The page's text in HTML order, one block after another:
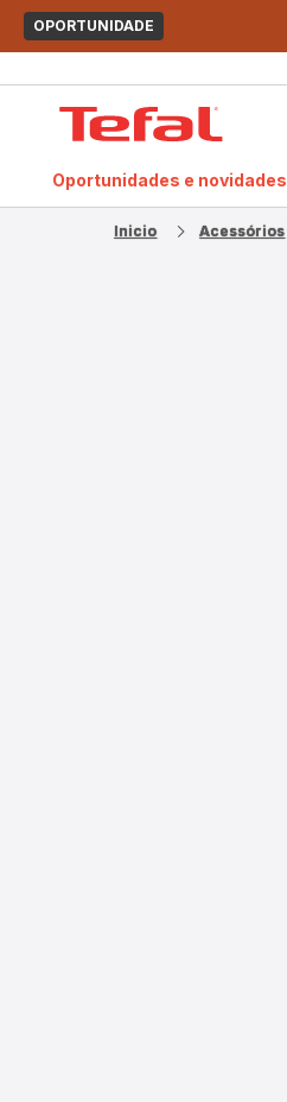
OPORTUNIDADE
Oportunidades e novidades
Inicio Acessórios